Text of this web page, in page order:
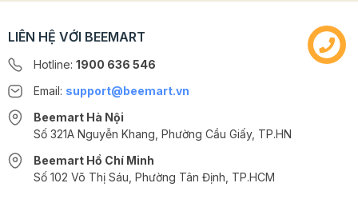
LIÊN HỆ VỚI BEEMART
Hotline: 1900 636 546
Email: support@beemart.vn
Beemart Hà Nội
Số 321A Nguyễn Khang, Phường Cầu Giấy, TP.HN
Beemart Hồ Chí Minh
Số 102 Võ Thị Sáu, Phường Tân Định, TP.HCM